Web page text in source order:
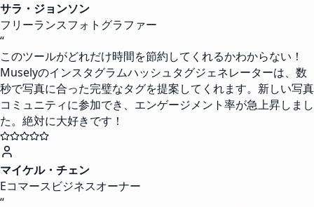
サラ・ジョンソン
フリーランスフォトグラファー
“
このツールがどれだけ時間を節約してくれるかわからない！
Muselyのインスタグラムハッシュタグジェネレーターは、数
秒で写真に合った完璧なタグを提案してくれます。新しい写真
コミュニティに参加でき、エンゲージメント率が急上昇しまし
た。絶対に大好きです！
マイケル・チェン
Eコマースビジネスオーナー
“